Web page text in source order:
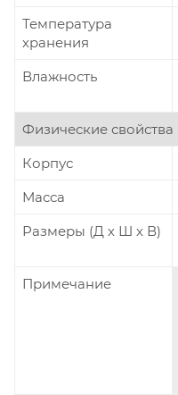
Температура
хранения
Влажность
Физические свойства
Корпус
Масса
Размеры (Д х Ш х В)
Примечание